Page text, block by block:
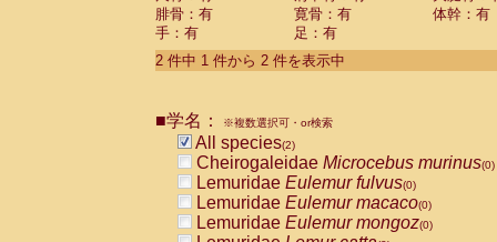
Cebidae Saimiri sciureus
Atelidae Alouatta caraya
AtelidaeAlouatta fusca
AtelidaeAlouatta seniculus
AtelidaeAteles belzebuth
AtelidaeAteles geoffroyi
AtelidaeAteles paniscus(0)
AtelidaeAtelesspp. (0)
AtelidaeLagothrix lagothricha
AtelidaeLagothrix lagothricha cana
PitheciidaeCacajao calvus
腓骨：有
寛骨：有
体幹：有
手：有
足：有
2 件中 1 件から 2 件を表示中
■学名： ※複数選択可・or検索
All species(2)
Cheirogaleidae Microcebus murinus(0)
Lemuridae Eulemur fulvus(0)
Lemuridae Eulemur macaco(0)
Lemuridae Eulemur mongoz(0)